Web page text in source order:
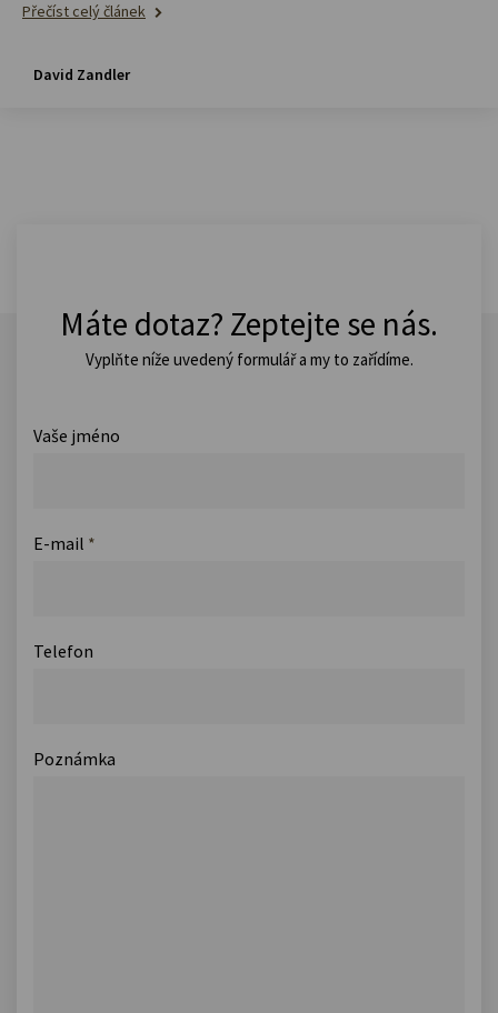
Přečíst celý článek
David Zandler
Máte dotaz? Zeptejte se nás.
Vyplňte níže uvedený formulář a my to zařídíme.
Vaše jméno
E-mail *
Telefon
Poznámka